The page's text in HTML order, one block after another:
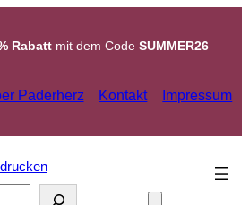
Rabattmit dem Code SUMMER26
Paderherz Kontakt Impressum